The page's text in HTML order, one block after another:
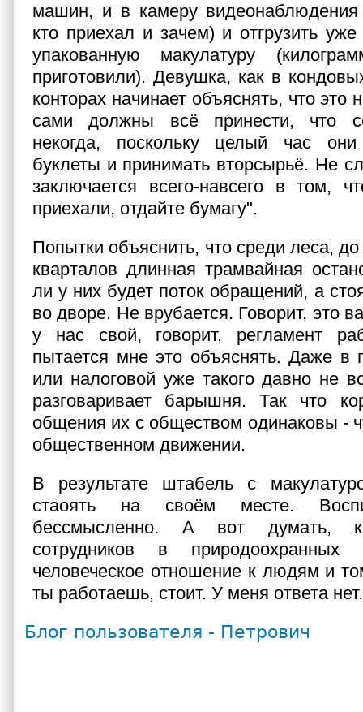
машин, и в камеру
кто приехал и зачем) и отгрузить
упакованную макулатуру
приготовили). Девушка, как в
конторах начинает объяснять, что это
сами должны всё принести, что
некогда, поскольку целый час они
буклеты и принимать вторсырьё. Не
заключается всего-навсего в том,
приехали, отдайте бумагу".
Попытки объяснить, что среди леса,
кварталов длинная трамвайная
ли у них будет поток обращений, а
во дворе. Не врубается. Говорит, это
у нас свой, говорит, регламент
пытается мне это объяснять. Даже в
или налоговой уже такого давно не
разговаривает барышня. Так что
общения их с обществом одинаковы -
общественном движении.
В результате штабель с
стаоять на своём месте.
бессмысленно. А вот думать,
сотрудников в природоохранных
человеческое отношение к людям и
ты работаешь, стоит. У меня ответа нет.
Блог пользователя - Петрович